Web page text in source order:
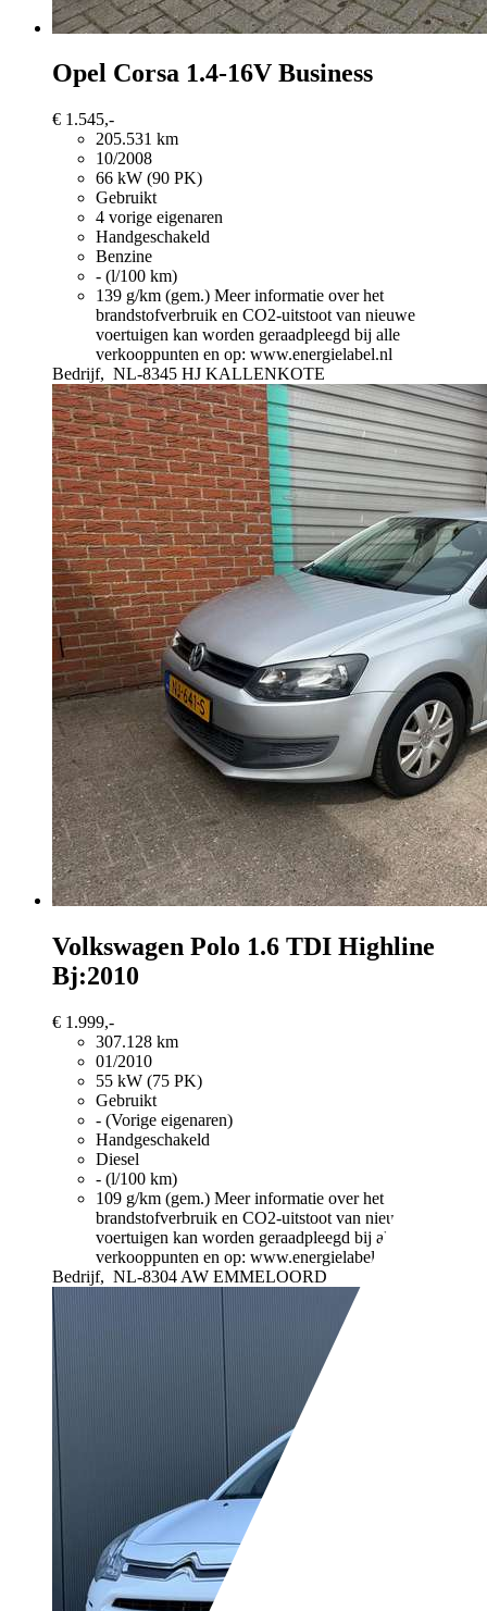
Opel Corsa 1.4-16V Business
€ 1.545,-
205.531 km
10/2008
66 kW (90 PK)
Gebruikt
4 vorige eigenaren
Handgeschakeld
Benzine
- (l/100 km)
139 g/km (gem.) Meer informatie over het
brandstofverbruik en CO2-uitstoot van nieuwe
voertuigen kan worden geraadpleegd bij alle
verkooppunten en op: www.energielabel.nl
Bedrijf, NL-8345 HJ KALLENKOTE
Volkswagen Polo 1.6 TDI Highline
Bj:2010
€ 1.999,-
307.128 km
01/2010
55 kW (75 PK)
Gebruikt
- (Vorige eigenaren)
Handgeschakeld
Diesel
- (l/100 km)
109 g/km (gem.) Meer informatie over het
brandstofverbruik en CO2-uitstoot van nieuwe
voertuigen kan worden geraadpleegd bij alle
verkooppunten en op: www.energielabel.nl
Bedrijf, NL-8304 AW EMMELOORD